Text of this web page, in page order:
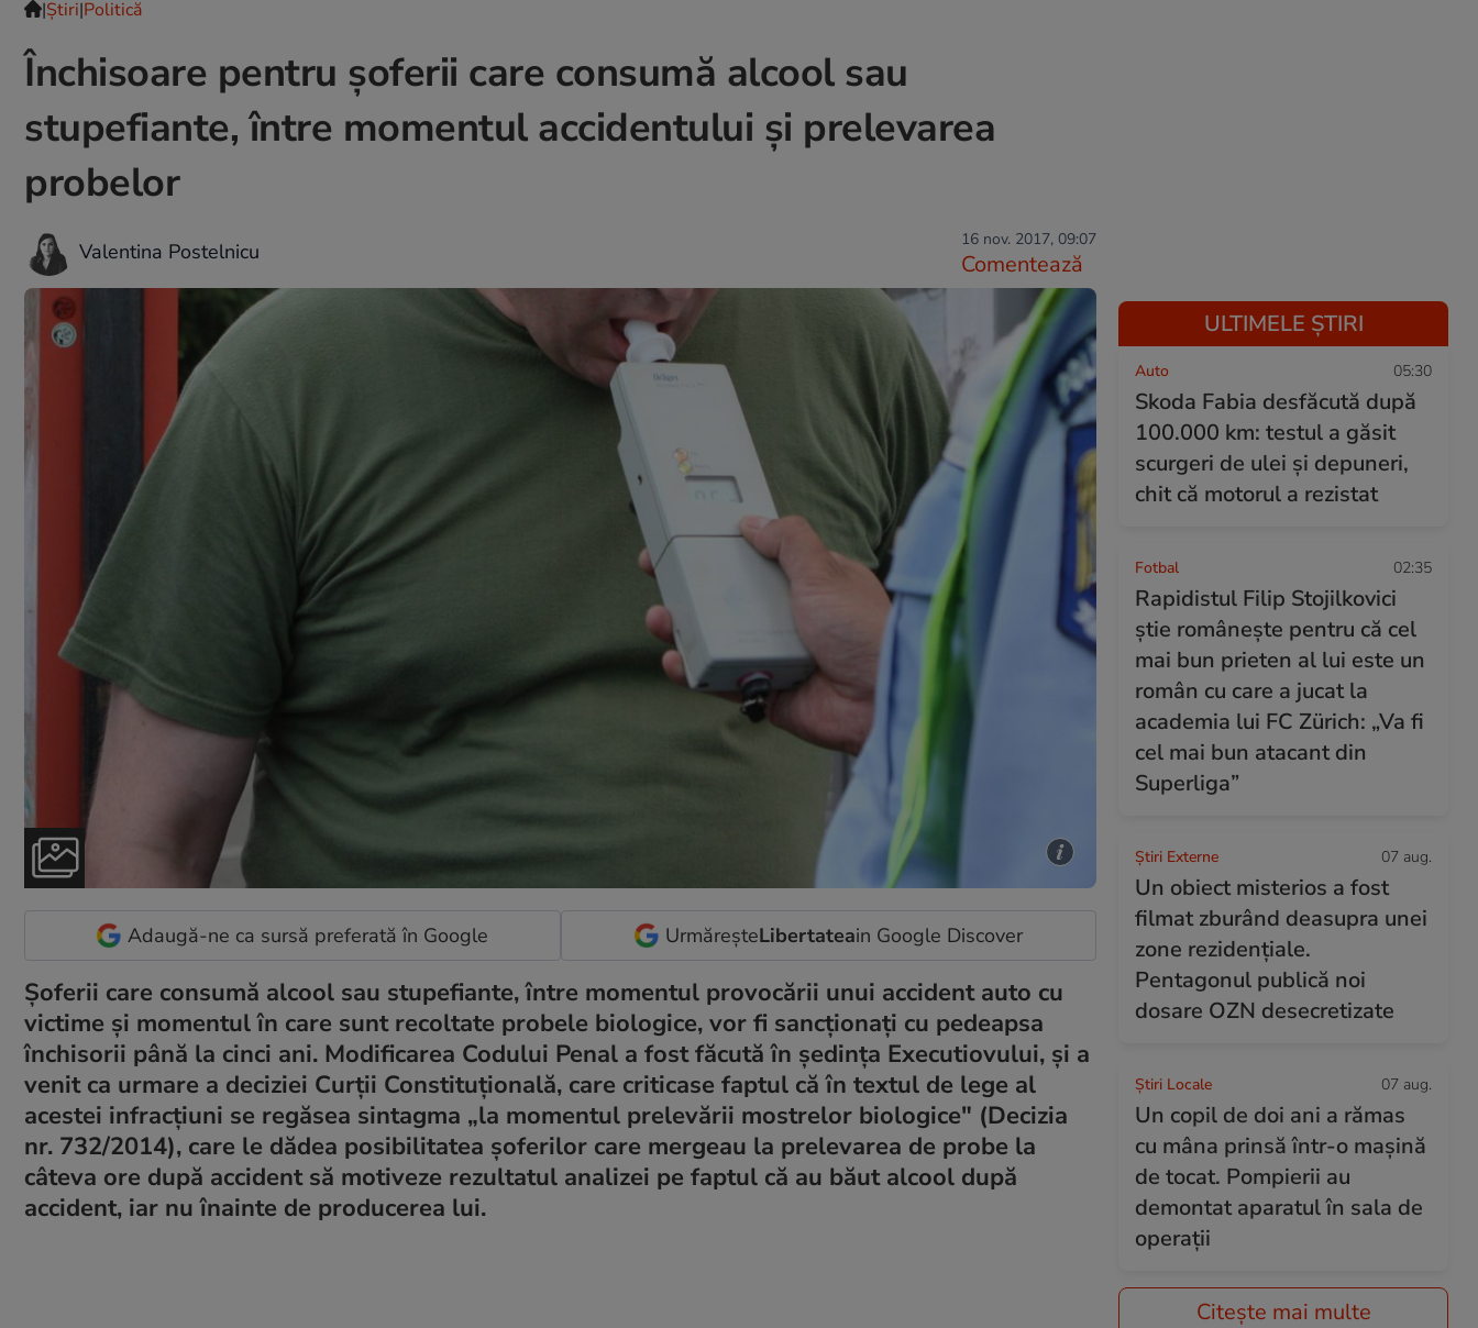
|Ştiri|Politică
Închisoare pentru șoferii care consumă alcool sau
stupefiante, între momentul accidentului și prelevarea
probelor
Valentina Postelnicu 16 nov. 2017, 09:07
Comentează
Adaugă-ne ca sursă preferată în Google UrmăreșteLibertateain Google Discover
Șoferii care consumă alcool sau stupefiante, între momentul provocării unui accident auto cu
victime și momentul în care sunt recoltate probele biologice, vor fi sancționați cu pedeapsa
închisorii până la cinci ani. Modificarea Codului Penal a fost făcută în ședința Executiovului, și a
venit ca urmare a deciziei Curții Constituțională, care criticase faptul că în textul de lege al
acestei infracțiuni se regăsea sintagma „la momentul prelevării mostrelor biologice" (Decizia
nr. 732/2014), care le dădea posibilitatea șoferilor care mergeau la prelevarea de probe la
câteva ore după accident să motiveze rezultatul analizei pe faptul că au băut alcool după
accident, iar nu înainte de producerea lui.
ULTIMELE ȘTIRI
Auto 05:30
Skoda Fabia desfăcută după
100.000 km: testul a găsit
scurgeri de ulei și depuneri,
chit că motorul a rezistat
Fotbal 02:35
Rapidistul Filip Stojilkovici
știe românește pentru că cel
mai bun prieten al lui este un
român cu care a jucat la
academia lui FC Zürich: „Va fi
cel mai bun atacant din
Superliga”
Știri Externe 07 aug.
Un obiect misterios a fost
filmat zburând deasupra unei
zone rezidențiale.
Pentagonul publică noi
dosare OZN desecretizate
Știri Locale 07 aug.
Un copil de doi ani a rămas
cu mâna prinsă într-o mașină
de tocat. Pompierii au
demontat aparatul în sala de
operații
Citește mai multe